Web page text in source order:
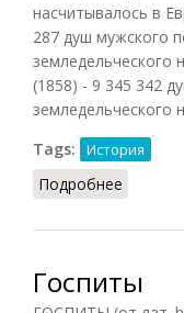
насчитывалось в
287 душ мужского
земледельческого
(1858) - 9 345 342
земледельческого
Tags:
История
Подробнее
Госпиты